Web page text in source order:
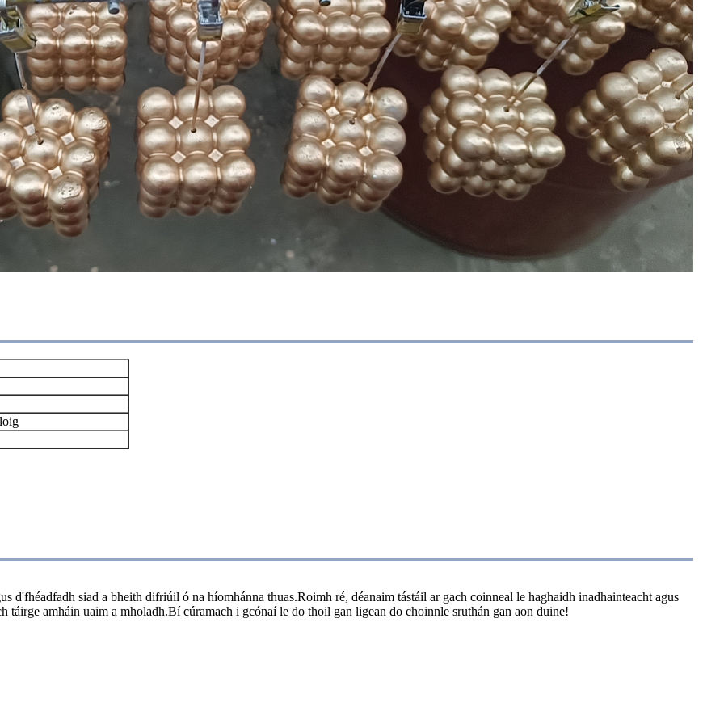
d'fhéadfadh siad a bheith difriúil ó na híomhánna thuas.Roimh ré, déanaim tástáil ar gach coinneal le haghaidh inadhainteacht agus
táirge amháin uaim a mholadh.Bí cúramach i gcónaí le do thoil gan ligean do choinnle sruthán gan aon duine!